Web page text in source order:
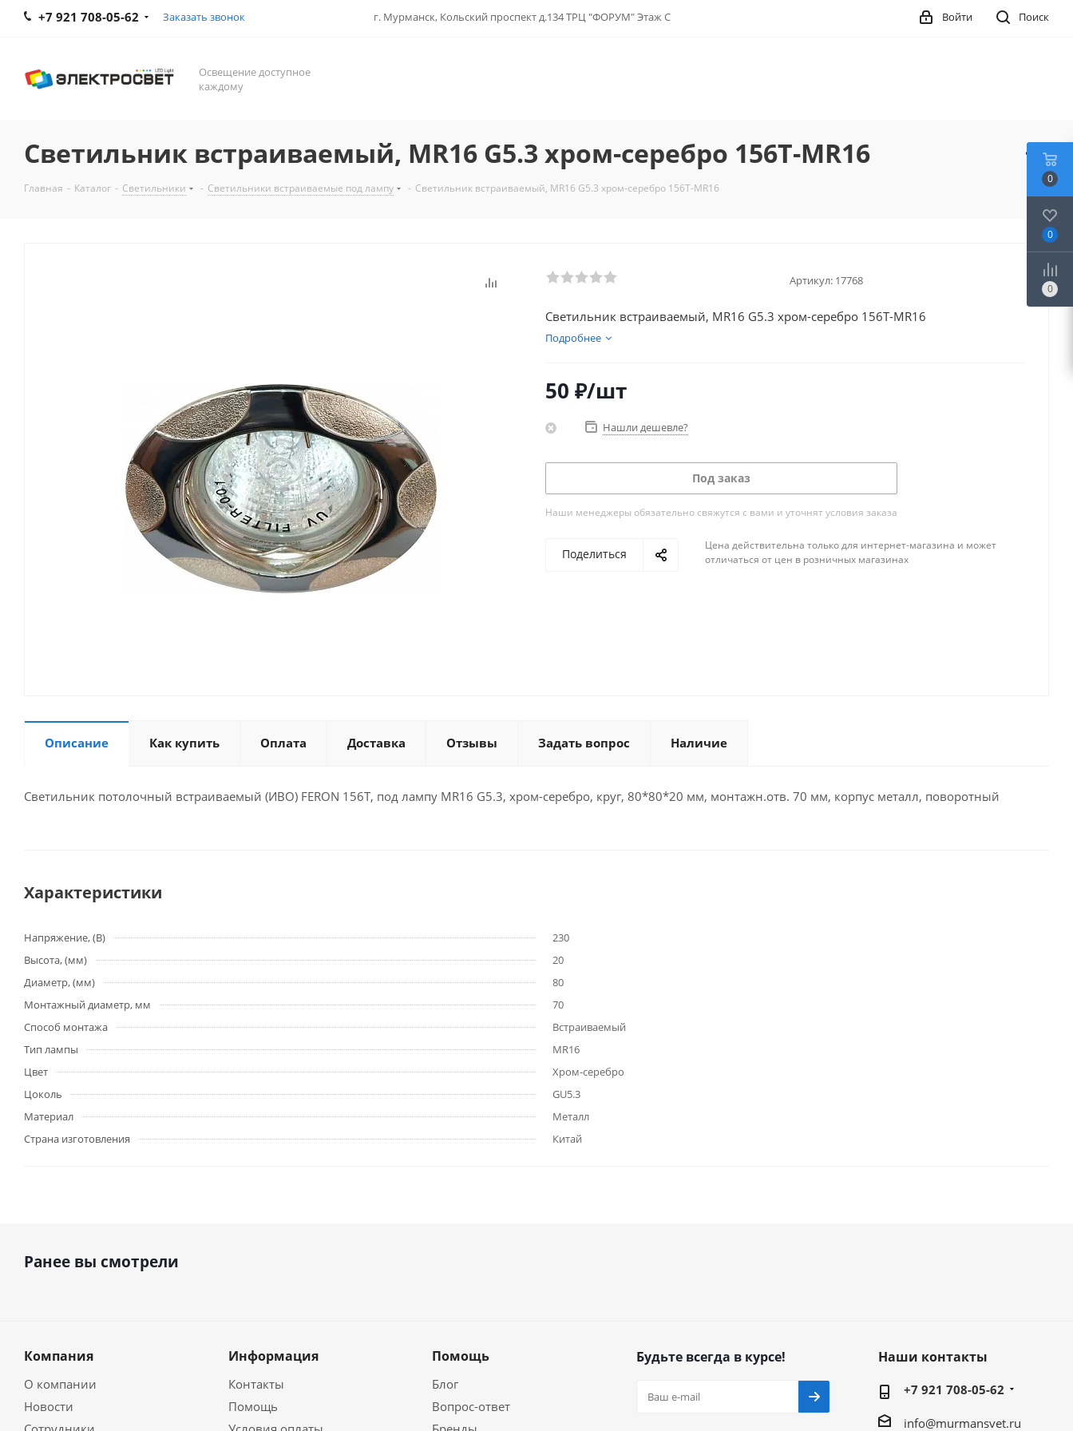
+7 921 708-05-62 Заказать звонок г. Мурманск, Кольский проспект д.134 ТРЦ "ФОРУМ" Этаж С Поиск
Войти
Освещение доступное
каждому
Светильник встраиваемый, MR16 G5.3 хром-серебро 156Т-MR16
Главная - Каталог - Светильники - Светильники встраиваемые под лампу - Светильник встраиваемый, MR16 G5.3 хром-серебро 156Т-MR16
Артикул: 17768
Светильник встраиваемый, MR16 G5.3 хром-серебро 156Т-MR16
Подробнее
50 ₽/шт
Нашли дешевле?
Под заказ
Наши менеджеры обязательно свяжутся с вами и уточнят условия заказа
Поделиться
Цена действительна только для интернет-магазина и может
отличаться от цен в розничных магазинах
Описание Как купить Оплата Доставка Отзывы Задать вопрос Наличие
Светильник потолочный встраиваемый (ИВО) FERON 156T, под лампу MR16 G5.3, хром-серебро, круг, 80*80*20 мм, монтажн.отв. 70 мм, корпус металл, поворотный
Характеристики
Напряжение, (В)
230
Высота, (мм)
20
Диаметр, (мм)
80
Монтажный диаметр, мм
70
Способ монтажа
Встраиваемый
Тип лампы
MR16
Цвет
Хром-серебро
Цоколь
GU5.3
Материал
Металл
Страна изготовления
Китай
Ранее вы смотрели
Компания
О компании
Новости
Информация
Контакты
Помощь
Помощь
Блог
Вопрос-ответ
Будьте всегда в курсе! Наши контакты
+7 921 708-05-62
info@murmansvet.ru
0
0
0